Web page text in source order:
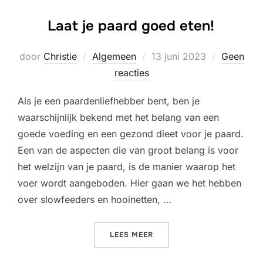
Laat je paard goed eten!
door Christie Algemeen
Geplaatst
13 juni 2023
Geen
reacties
Als je een paardenliefhebber bent, ben je
waarschijnlijk bekend met het belang van een
goede voeding en een gezond dieet voor je paard.
Een van de aspecten die van groot belang is voor
het welzijn van je paard, is de manier waarop het
voer wordt aangeboden. Hier gaan we het hebben
over slowfeeders en hooinetten, …
LEES MEER